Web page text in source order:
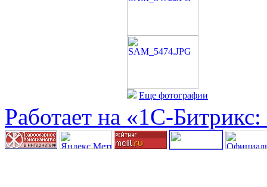
Еще фотографии
Работает на «1С-